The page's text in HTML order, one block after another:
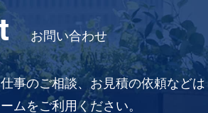
お問い合わせ
事のご相談、お見積の依頼などは
ムをご利用ください。